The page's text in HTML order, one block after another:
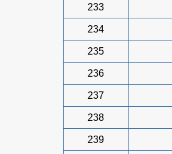
233
234
235
236
237
238
239